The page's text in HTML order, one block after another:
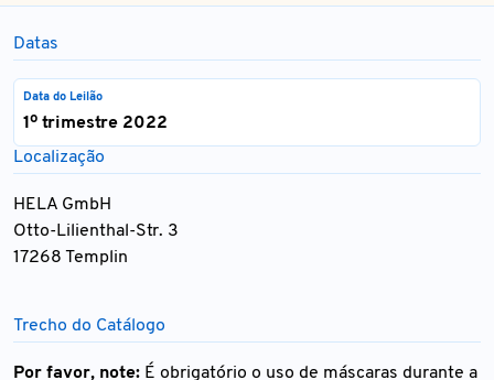
Datas
Data do Leilão
1º trimestre 2022
Localização
HELA GmbH
Otto-Lilienthal-Str. 3
17268 Templin
Trecho do Catálogo
Por favor, note: É obrigatório o uso de máscaras durante a